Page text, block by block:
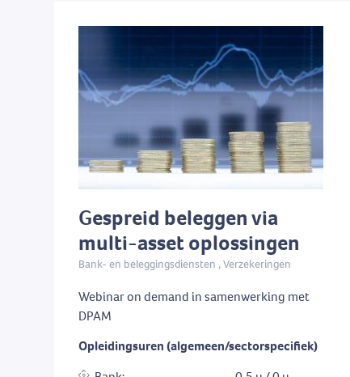
Gespreid beleggen via
multi-asset oplossingen
Bank- en beleggingsdiensten , Verzekeringen
Webinar on demand in samenwerking met
DPAM
Opleidingsuren (algemeen/sectorspecifiek)